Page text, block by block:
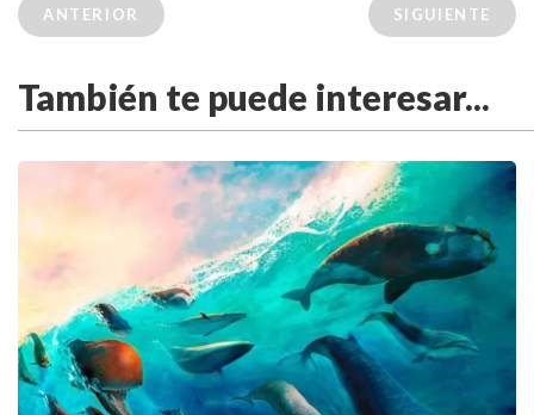
ANTERIOR SIGUIENTE
También te puede interesar...